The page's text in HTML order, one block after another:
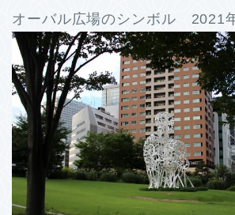
オーバル広場のシンボル 2021